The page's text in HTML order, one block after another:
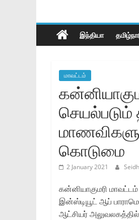
இந்தியா
மாவட்டம்
செயல்படும்
கொடுமை
2 January 2021
கன்னியாகுமரி மாவட்டம்
இன்ஸ்டியூட் ஆப்
ஆட்சியர் அலுவலகத்தில்